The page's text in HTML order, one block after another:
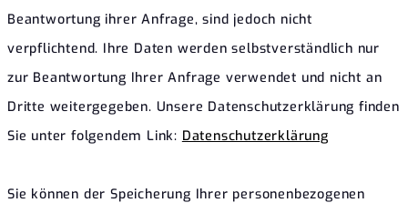
Beantwortung ihrer Anfrage, sind jedoch nicht
verpflichtend. Ihre Daten werden selbstverständlich nur
zur Beantwortung Ihrer Anfrage verwendet und nicht an
Dritte weitergegeben. Unsere Datenschutzerklärung finden
Sie unter folgendem Link: Datenschutzerklärung
Sie können der Speicherung Ihrer personenbezogenen